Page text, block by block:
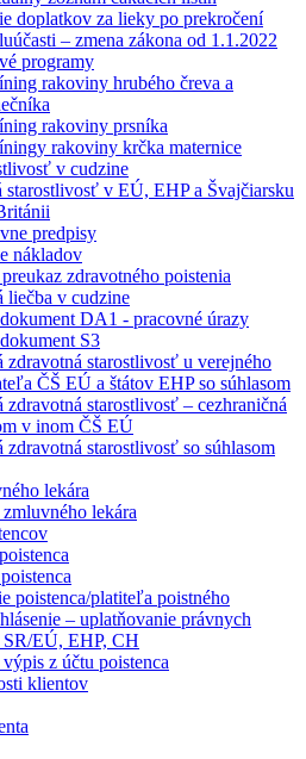
doplatkov za lieky po prekročení
– zmena zákona od 1.1.2022
programy
rakoviny hrubého čreva a
rakoviny prsníka
rakoviny krčka maternice
v cudzine
starostlivosť v EÚ, EHP a Švajčiarsku
predpisy
nákladov
zdravotného poistenia
liečba v cudzine
DA1 - pracovné úrazy
S3
zdravotná starostlivosť u verejného
ČŠ EÚ a štátov EHP so súhlasom
zdravotná starostlivosť – cezhraničná
v inom ČŠ EÚ
zdravotná starostlivosť so súhlasom
lekára
lekára
poistenca/platiteľa poistného
– uplatňovanie právnych
SR/EÚ, EHP, CH
z účtu poistenca
klientov